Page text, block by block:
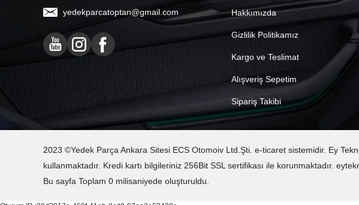
yedekparcatoptan@gmail.com Hakkımızda
Gizlilik Politikamız
Kargo ve Teslimat
Alışveriş Sepetim
Sipariş Takibi
2023 ©Yedek Parça Ankara Sitesi ECS Otomoiv Ltd.Şti. e-ticaret sistemidir. Ey
kullanmaktadır. Kredi kartı bilgileriniz 256Bit SSL sertifikası ile korunmaktadır.
Bu sayfa Toplam 0 milisaniyede oluşturuldu.